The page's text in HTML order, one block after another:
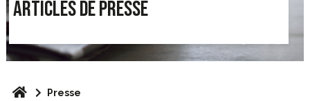
ARTICLES DE PRESSE
Presse